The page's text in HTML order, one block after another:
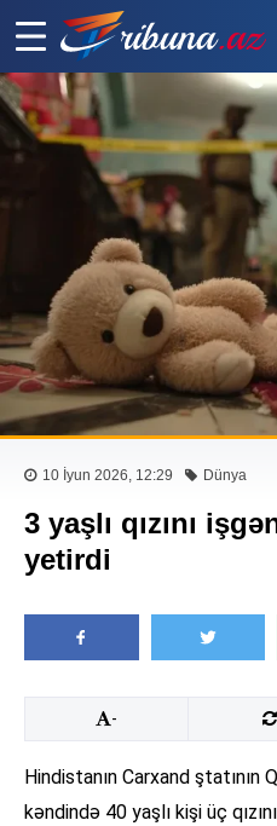
10 İyun 2026, 12:29 Dünya
3 yaşlı qızını
yetirdi
-
Hindistanın Carxand ştatının
kəndində 40 yaşlı kişi üç